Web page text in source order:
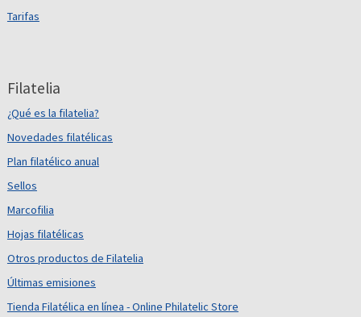
Tarifas
Filatelia
¿Qué es la filatelia?
Novedades filatélicas
Plan filatélico anual
Sellos
Marcofilia
Hojas filatélicas
Otros productos de Filatelia
Últimas emisiones
Tienda Filatélica en línea - Online Philatelic Store